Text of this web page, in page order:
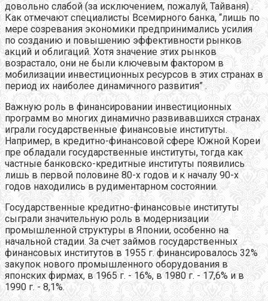
довольно слабой (за исключением, пожалуй, Тайваня) .
Как отмечают специалисты Всемирного банка, “лишь по
мере созревания экономики предпринимались усилия
по созданию и повышению эффективности рынков
акций и облигаций. Хотя значение этих рынков
возрастало, они не были ключевым фактором в
мобилизации инвестиционных ресурсов в этих странах в
период их наиболее динамичного развития” .
Важную роль в финансировании инвестиционных
программ во многих динамично развивавшихся странах
играли государственные финансовые институты.
Например, в кредитно-финансовой сфере Южной Кореи
пре обладали государственные институты, тогда как
частные банковско-кредитные институты появились
лишь в первой половине 80-х годов и к началу 90-х
годов находились в рудиментарном состоянии.
Государственные кредитно-финансовые институты
сыграли значительную роль в модернизации
промышленной структуры в Японии, особенно на
начальной стадии. За счет займов государственных
финансовых институтов в 1955 г. финансировалось 32%
закупок нового промышленного оборудования в
японских фирмах, в 1965 г. - 16%, в 1980 г. - 17,6% и в
1990 г. - 8,1%.